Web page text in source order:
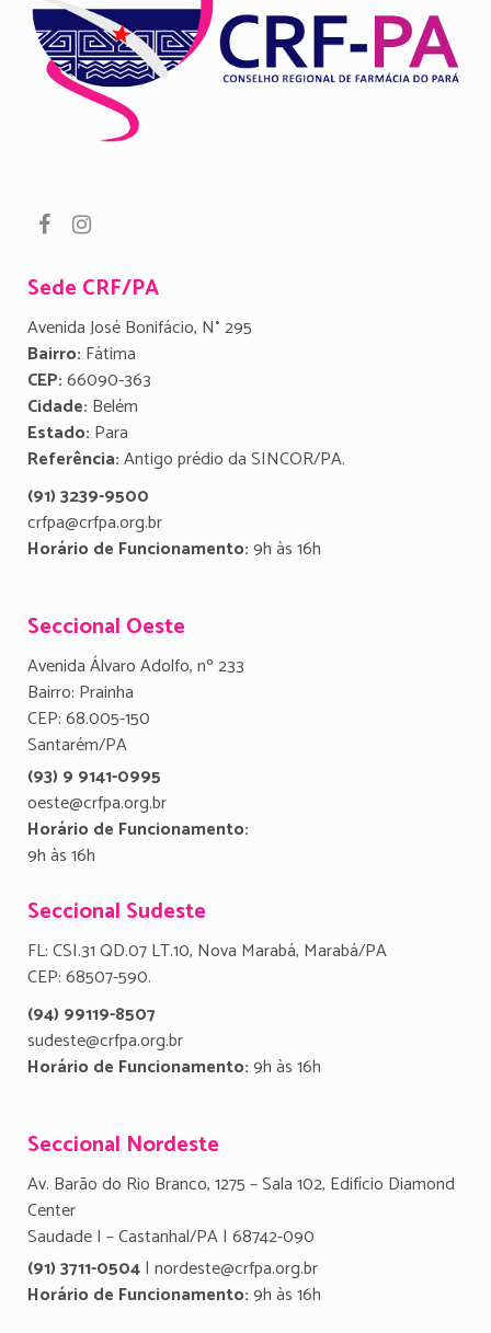
Sede CRF/PA
Avenida José Bonifácio, N° 295
Bairro: Fátima
CEP:66090-363
Cidade: Belém
Estado: Para
Referência:Antigo prédio da SINCOR/PA.
(91) 3239-9500
crfpa@crfpa.org.br
Horário de Funcionamento:9h às 16h
Seccional Oeste
Avenida Álvaro Adolfo, nº 233
Bairro: Prainha
CEP: 68.005-150
Santarém/PA
(93) 9 9141-0995
oeste@crfpa.org.br
Horário de Funcionamento:
9h às 16h
Seccional Sudeste
FL: CSI.31 QD.07 LT.10, Nova Marabá, Marabá/PA
CEP: 68507-590.
(94) 99119-8507
sudeste@crfpa.org.br
Horário de Funcionamento:9h às 16h
Seccional Nordeste
Av. Barão do Rio Branco, 1275 – Sala 102, Edifício Diamond
Center
Saudade I – Castanhal/PA | 68742-090
(91) 3711-0504| nordeste@crfpa.org.br
Horário de Funcionamento:9h às 16h